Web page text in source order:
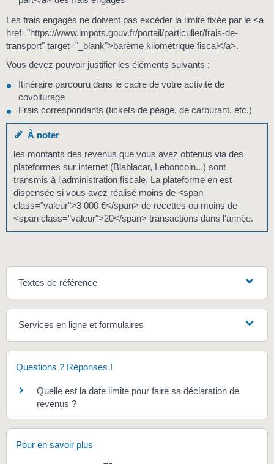
Les frais engagés ne doivent pas excéder la limite fixée par le <a
href="https://www.impots.gouv.fr/portail/particulier/frais-de-
transport" target="_blank">barème kilométrique fiscal</a>.
Vous devez pouvoir justifier les éléments suivants :
Itinéraire parcouru dans le cadre de votre activité de
covoiturage
Frais correspondants (tickets de péage, de carburant, etc.)
À noter
les montants des revenus que vous avez obtenus via des
plateformes sur internet (Blablacar, Leboncoin...) sont
transmis à l'administration fiscale. La plateforme en est
dispensée si vous avez réalisé moins de <span
class="valeur">3 000 €</span> de recettes ou moins de
<span class="valeur">20</span> transactions dans l'année.
Textes de référence
Services en ligne et formulaires
Questions ? Réponses !
Quelle est la date limite pour faire sa déclaration de
revenus ?
Pour en savoir plus